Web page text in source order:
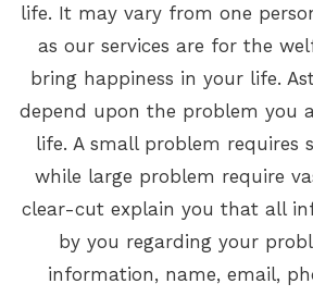
life. It may vary from one
as our services are for the
bring happiness in your life.
depend upon the problem you
life. A small problem requires
while large problem require
clear-cut explain you that all
by you regarding your
information, name, email,